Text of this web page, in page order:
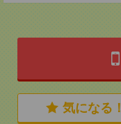
気になる！